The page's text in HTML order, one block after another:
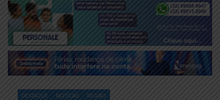
DESTAQUE NOTÍCIAS REGIÃO